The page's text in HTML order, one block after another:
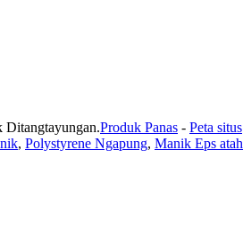
Produk Panas - Peta situs
, Polystyrene Ngapung, Manik Eps atah